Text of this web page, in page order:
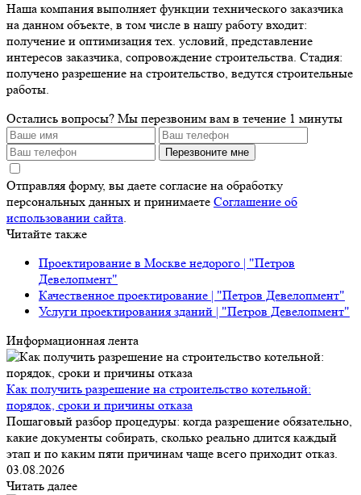
Наша компания выполняет функции технического заказчика
на данном объекте, в том числе в нашу работу входит:
получение и оптимизация тех. условий, представление
интересов заказчика, сопровождение строительства. Стадия:
получено разрешение на строительство, ведутся строительные
работы.
Остались вопросы? Мы перезвоним вам в течение 1 минуты
Перезвоните мне
Отправляя форму, вы даете согласие на обработку
персональных данных и принимаете Соглашение об
использовании сайта.
Читайте также
Проектирование в Москве недорого | "Петров
Девелопмент"
Качественное проектирование | "Петров Девелопмент"
Услуги проектирования зданий | "Петров Девелопмент"
Информационная лента
Как получить разрешение на строительство котельной:
порядок, сроки и причины отказа
Пошаговый разбор процедуры: когда разрешение обязательно,
какие документы собирать, сколько реально длится каждый
этап и по каким пяти причинам чаще всего приходит отказ.
03.08.2026
Читать далее